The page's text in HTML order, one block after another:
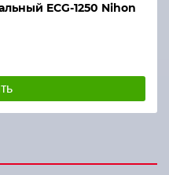
ECG-1250 Nihon